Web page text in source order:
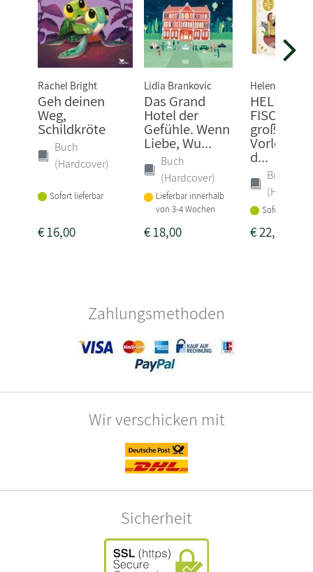
Rachel Bright
Geh deinen
Weg,
Schildkröte
Buch
(Hardcover)
Sofort lieferbar
€16,00
Lidia Brankovic
Das Grand
Hotel der
Gefühle. Wenn
Liebe, Wu...
Buch
(Hardcover)
Lieferbar innerhalb
von 3-4 Wochen
€18,00
Helene Fischer
HELENE
FISCHER:
große
d...
Buch
Sofort
€22,00
Zahlungsmethoden
Wir verschicken mit
Sicherheit